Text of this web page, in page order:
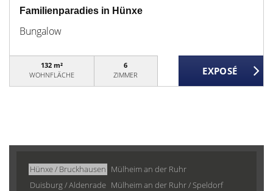
Familienparadies in Hünxe
Bungalow
132 m²
WOHNFLÄCHE
6
ZIMMER
Hünxe / Bruckhausen Mülheim an der Ruhr
Duisburg / Aldenrade Mülheim an der Ruhr / Speldorf